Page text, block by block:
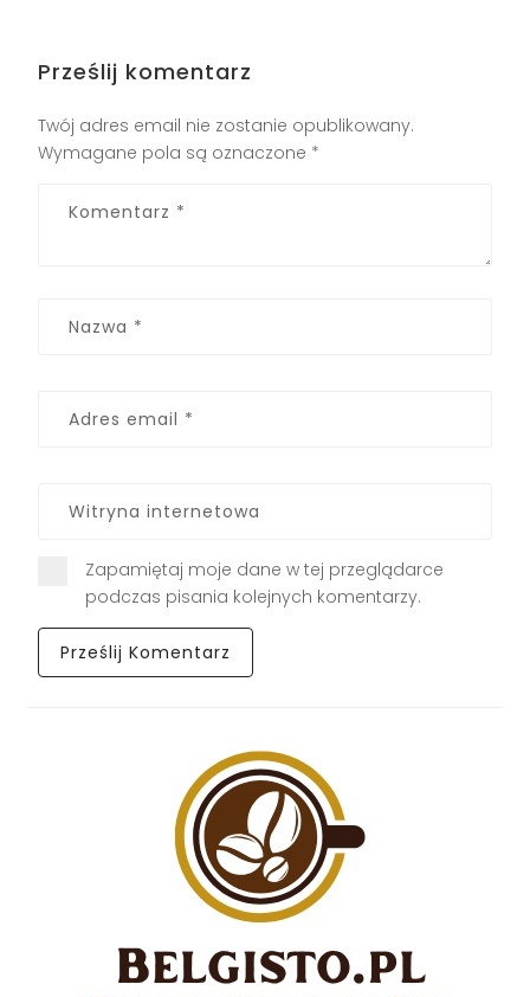
Prześlij komentarz
Twój adres email nie zostanie opublikowany.
Wymagane pola są oznaczone *
Zapamiętaj moje dane w tej przeglądarce
podczas pisania kolejnych komentarzy.